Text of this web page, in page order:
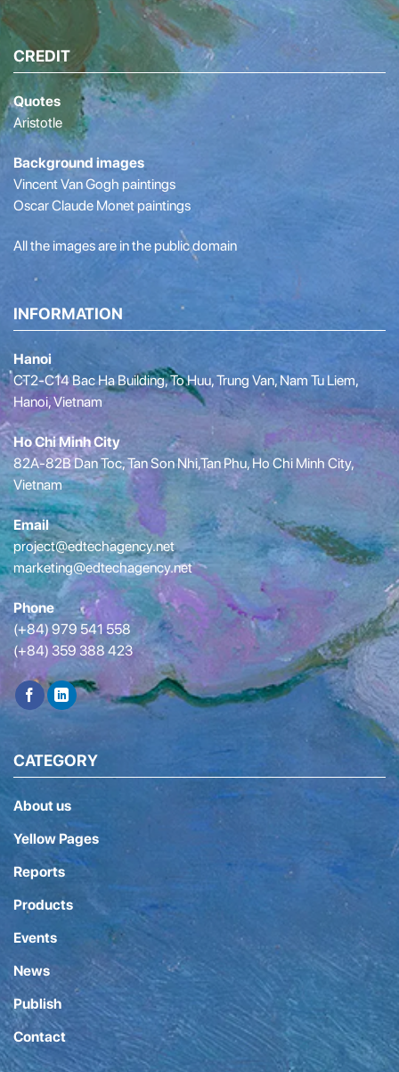
CREDIT
Quotes
Aristotle
Background images
Vincent Van Gogh paintings
Oscar Claude Monet paintings
All the images are in the public domain
INFORMATION
Hanoi
CT2-C14 Bac Ha Building, To Huu, Trung Van, Nam Tu Liem,
Hanoi, Vietnam
Ho Chi Minh City
82A-82B Dan Toc, Tan Son Nhi,Tan Phu, Ho Chi Minh City,
Vietnam
Email
project@edtechagency.net
marketing@edtechagency.net
Phone
(+84) 979 541 558
(+84) 359 388 423
CATEGORY
About us
Yellow Pages
Reports
Products
Events
News
Publish
Contact